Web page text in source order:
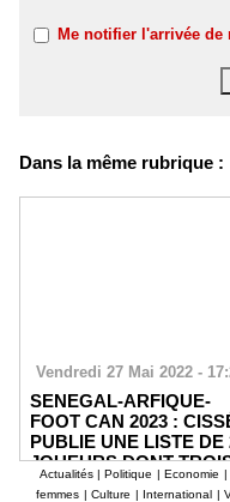
Me notifier l'arrivée de
Dans la même rubrique :
Vendredi 27 Mai 2022 -
SENEGAL-ARFIQUE-
FOOT CAN 2023 :
PUBLIE UNE LISTE DE
JOUEURS DONT
NOVICES
Actualités | Politique | Economie |
femmes | Culture | International |